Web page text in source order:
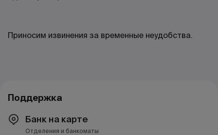
Приносим извинения за временные неудобства.
Поддержка
Банк на карте
Отделения и банкоматы